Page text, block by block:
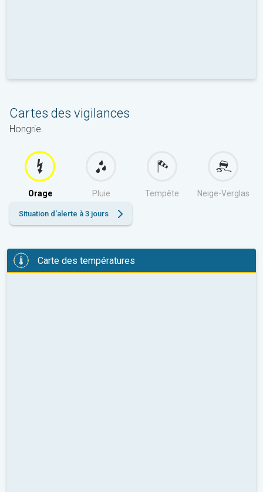
Cartes des vigilances
Hongrie
Orage Pluie Tempête Neige-Verglas
Situation d'alerte à 3 jours
Carte des températures